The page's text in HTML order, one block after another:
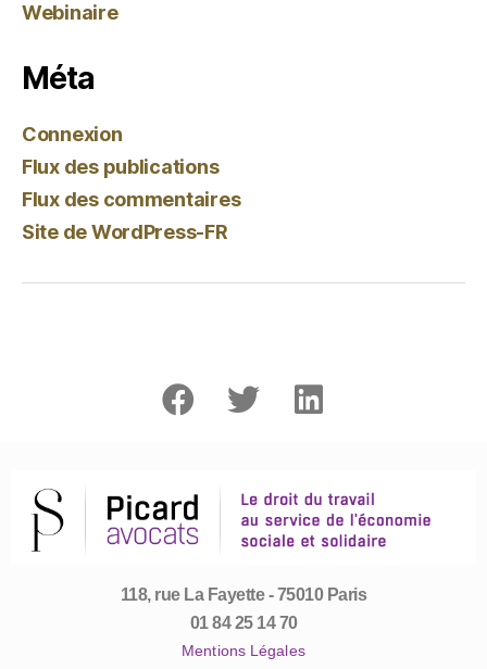
Webinaire
Méta
Connexion
Flux des publications
Flux des commentaires
Site de WordPress-FR
118, rue La Fayette - 75010 Paris
01 84 25 14 70
Mentions Légales